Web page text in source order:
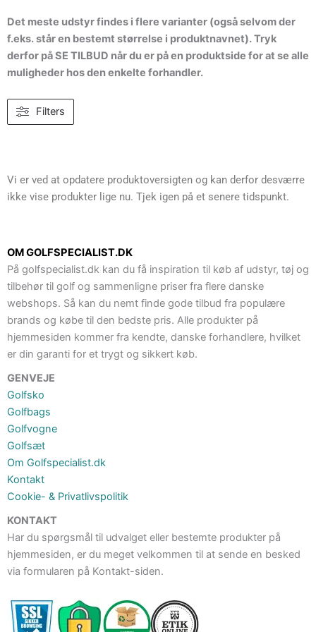
Det meste udstyr findes i flere varianter (også selvom der
f.eks. står en bestemt størrelse i produktnavnet). Tryk
derfor på SE TILBUD når du er på en produktside for at se alle
muligheder hos den enkelte forhandler.
Filters
Vi er ved at opdatere produktoversigten og kan derfor desværre
ikke vise produkter lige nu. Tjek igen på et senere tidspunkt.
OM GOLFSPECIALIST.DK
På golfspecialist.dk kan du få inspiration til køb af udstyr, tøj og
tilbehør til golf og sammenligne priser fra flere danske
webshops. Så kan du nemt finde gode tilbud fra populære
brands og købe til den bedste pris. Alle produkter på
hjemmesiden kommer fra kendte, danske forhandlere, hvilket
er din garanti for et trygt og sikkert køb.
GENVEJE
Golfsko
Golfbags
Golfvogne
Golfsæt
Om Golfspecialist.dk
Kontakt
Cookie- & Privatlivspolitik
KONTAKT
Har du spørgsmål til udvalget eller bestemte produkter på
hjemmesiden, er du meget velkommen til at sende en besked
via formularen på Kontakt-siden.